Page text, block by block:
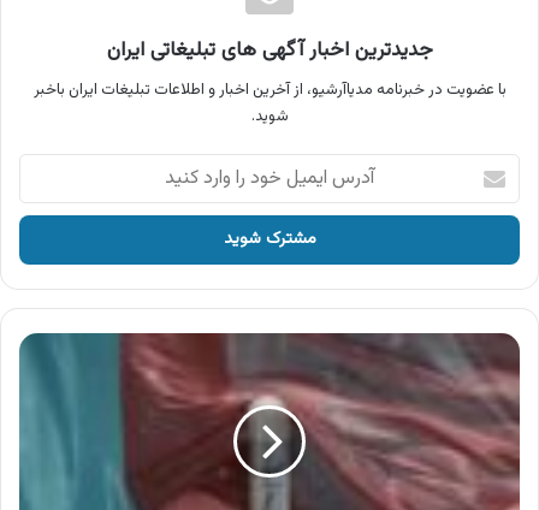
جدیدترین اخبار آگهی های تبلیغاتی ایران
با عضویت در خبرنامه مدیاآرشیو، از آخرین اخبار و اطلاعات تبلیغات ایران باخبر
شوید.
آدرس
ایمیل
خود
وارد
کنید
آگهی
محصولات
کاسپین
،
اسپری
موی
کاسپین